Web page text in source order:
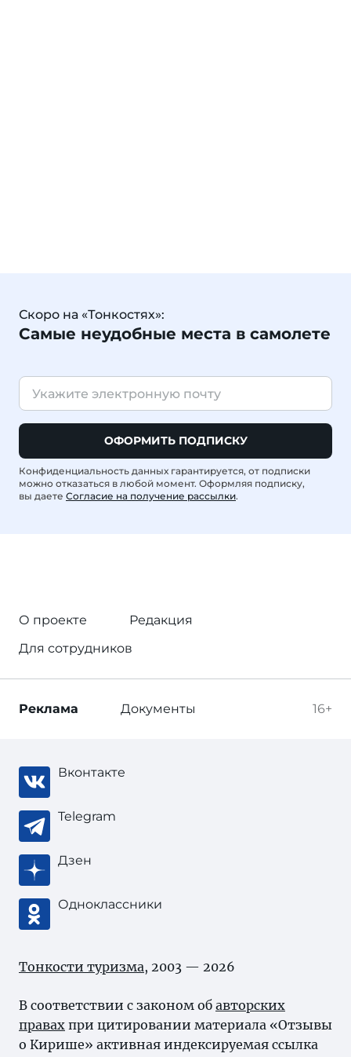
Скоро на «Тонкостях»:
Самые неудобные места в самолете
ОФОРМИТЬ ПОДПИСКУ
Конфиденциальность данных гарантируется, от подписки
можно отказаться в любой момент. Оформляя подписку,
вы даете Согласие на получение рассылки.
О проекте
Редакция
Для сотрудников
16+
Реклама Документы
Вконтакте
Telegram
Дзен
Одноклассники
Тонкости туризма, 2003 — 2026
В соответствии с законом об авторских
правах при цитировании материала «Отзывы
о Кирише» активная индексируемая ссылка